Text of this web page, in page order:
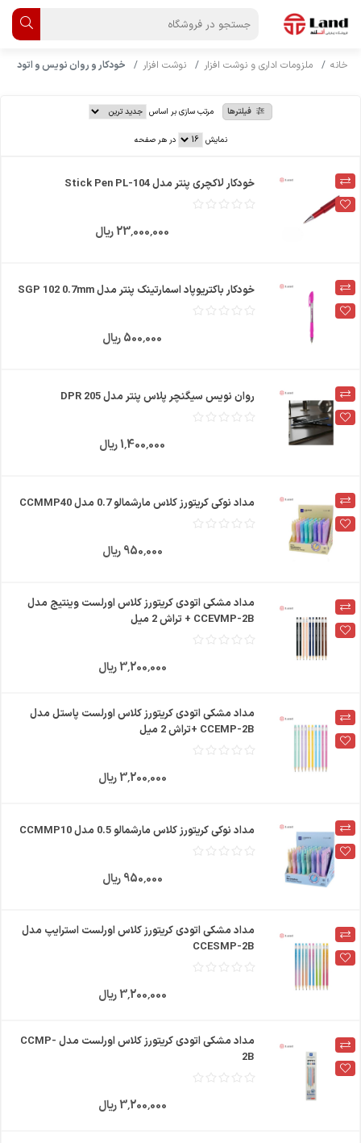
خانه ملزومات اداری و نوشت افزار نوشت افزار خودکار و روان نویس و اتود
فیلترها مرتب سازی بر اساس
نمایش در هر صفحه
خودکار لاکچری پنتر مدل Stick Pen PL-104
23٬000٬000 ریال
خودکار باکتریوپاد اسمارتینک پنتر مدل SGP 102 0.7mm
500٬000 ریال
روان نویس سیگنچر پلاس پنتر مدل DPR 205
1٬400٬000 ریال
مداد نوکی کریتورز کلاس مارشمالو 0.7 مدل CCMMP40
950٬000 ریال
مداد مشکی اتودی کریتورز کلاس اورلست وینتیج مدل
CCEVMP-2B + تراش 2 میل
3٬200٬000 ریال
مداد مشکی اتودی کریتورز کلاس اورلست پاستل مدل
CCEMP-2B +تراش 2 میل
3٬200٬000 ریال
مداد نوکی کریتورز کلاس مارشمالو 0.5 مدل CCMMP10
950٬000 ریال
مداد مشکی اتودی کریتورز کلاس اورلست استرایپ مدل
CCESMP-2B
3٬200٬000 ریال
مداد مشکی اتودی کریتورز کلاس اورلست مدل CCMP-
2B
3٬200٬000 ریال